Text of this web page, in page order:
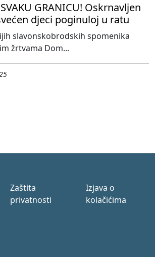
GRANICU! Oskrnavljen
djeci poginuloj u ratu
slavonskobrodskih spomenika
žrtvama Dom...
Zaštita
privatnosti
Izjava o
kolačićima